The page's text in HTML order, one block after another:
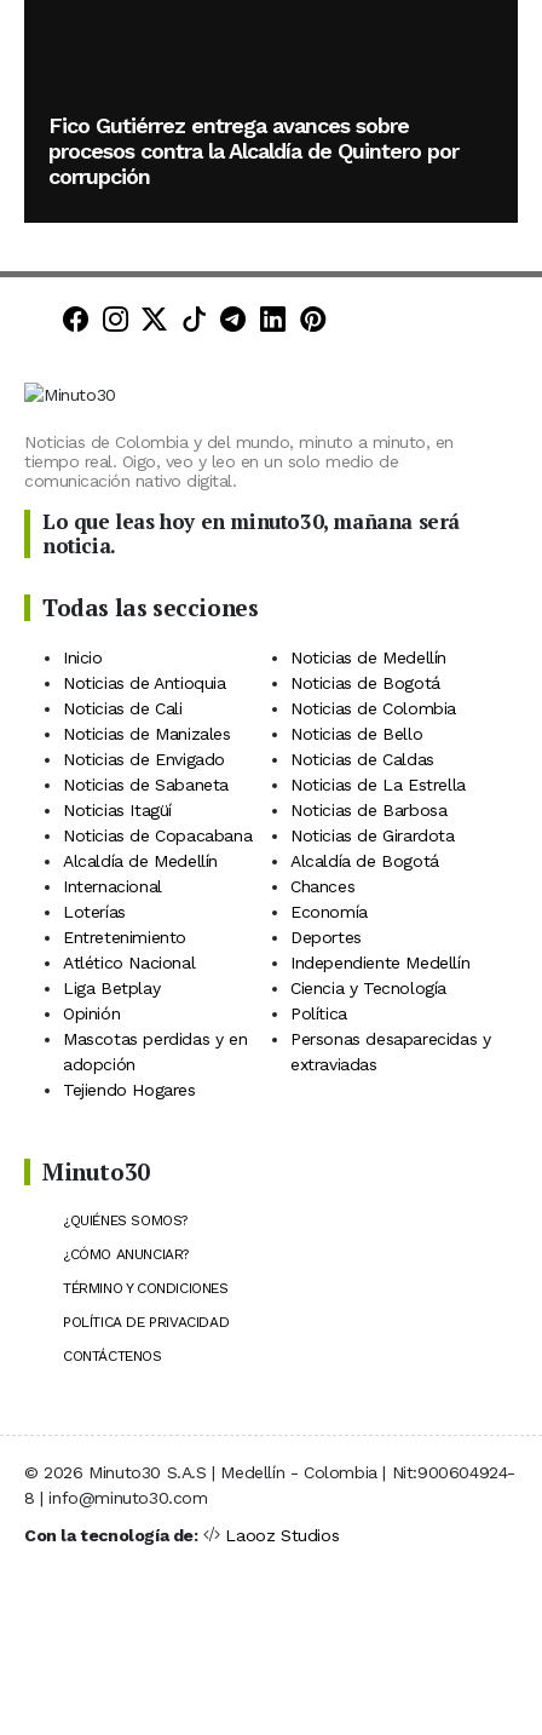
Fico Gutiérrez entrega avances sobre
procesos contra la Alcaldía de Quintero por
corrupción
Minuto30 en Facebook
Minuto30 en Instagram
Minuto30 en X (Twitter)
Minuto30 en TikTok
Canal de Minuto30 en
Minuto30 en LinkedIn
Minuto30 en
Noticias de Colombia y del mundo, minuto a minuto, en
tiempo real. Oigo, veo y leo en un solo medio de
comunicación nativo digital.
Lo que leas hoy en minuto30, mañana será
noticia.
Todas las secciones
Inicio
Noticias de Medellín
Noticias de Antioquia
Noticias de Bogotá
Noticias de Cali
Noticias de Colombia
Noticias de Manizales
Noticias de Bello
Noticias de Envigado
Noticias de Caldas
Noticias de Sabaneta
Noticias de La Estrella
Noticias Itagüí
Noticias de Barbosa
Noticias de Copacabana
Noticias de Girardota
Alcaldía de Medellín
Alcaldía de Bogotá
Internacional
Chances
Loterías
Economía
Entretenimiento
Deportes
Atlético Nacional
Independiente Medellín
Liga Betplay
Ciencia y Tecnología
Opinión
Política
Mascotas perdidas y en
adopción
Personas desaparecidas y
extraviadas
Tejiendo Hogares
Minuto30
¿QUIÉNES SOMOS?
¿CÓMO ANUNCIAR?
TÉRMINO Y CONDICIONES
POLÍTICA DE PRIVACIDAD
CONTÁCTENOS
© 2026 Minuto30 S.A.S | Medellín - Colombia | Nit:900604924-
8 | info@minuto30.com
Con la tecnología de:
Laooz Studios